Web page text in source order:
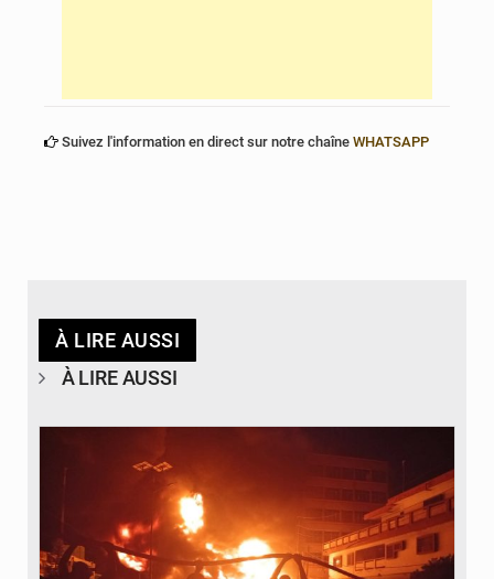
Suivez l'information en direct sur notre chaîne WHATSAPP
À LIRE AUSSI
À LIRE AUSSI